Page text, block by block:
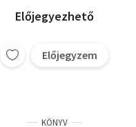
rózsaszál szebben
beszél...; Fejedelmek
Hanna; Titiánok
Mária
Előjegyezhető
Előjegyzem
KÖNYV